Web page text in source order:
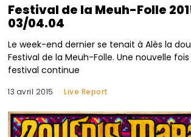
Festival de la Meuh-Folle
03/04.04
Le week-end dernier se tenait à Alès la
Festival de la Meuh-Folle. Une nouvelle
festival continue
13 avril 2015 Live Report